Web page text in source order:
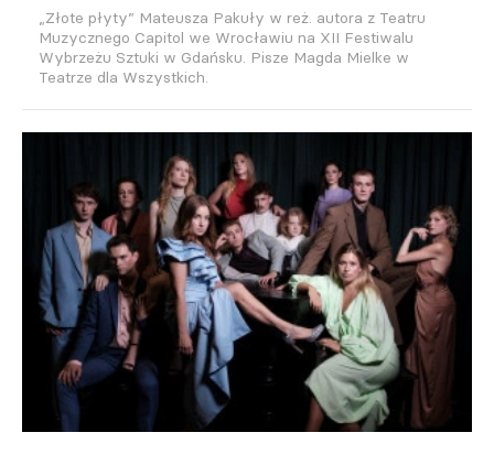
„Złote płyty” Mateusza Pakuły w reż. autora z Teatru
Muzycznego Capitol we Wrocławiu na XII Festiwalu
Wybrzeżu Sztuki w Gdańsku. Pisze Magda Mielke w
Teatrze dla Wszystkich.